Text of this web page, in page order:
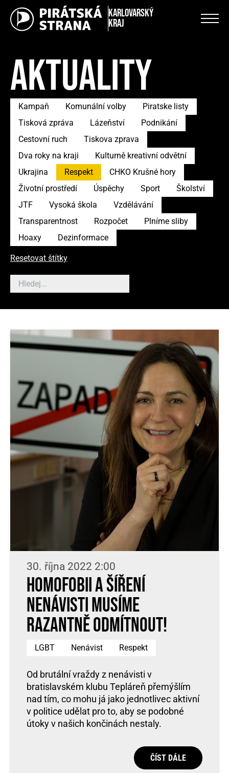
Karlovarský
kraj
AKTUALITY
Kampaň Komunální volby
Piratske listy
Tisková zpráva
Lázeňství
Podnikání
Cestovní ruch
Tiskova zprava
Dva roky na kraji
Kulturně kreativní odvětní
Ukrajina
Respekt
CHKO Krušné hory
Životní prostředí
Úspěchy Sport
Školství
JTF
Vysoká škola
Vzdělávání
Transparentnost
Rozpočet
Plníme sliby
Hoaxy
Dezinformace
Resetovat štítky
30. října 2022 2:00
Homofobii a šíření
nenávisti musíme
razantně odmítnout!
LGBT Nenávist Respekt
Od brutální vraždy z nenávisti v
bratislavském klubu Tepláreň přemýšlím
nad tím, co mohu já jako jednotlivec aktivní
v politice udělat pro to, aby se podobné
útoky v našich končinách nestaly.
ČÍST DÁLE